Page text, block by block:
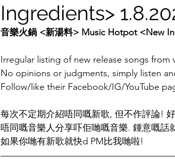
Ingredients>
音樂火鍋 <新湯料> Music Hotpot <New
Irregular listing of new release songs from
No opinions or judgments, simply listen
Follow/like their Facebook/IG/YouTube
每次不定期介紹唔同嘅新歌, 但不作評論!
唔同嘅音樂人分享吓佢哋嘅音樂. 鍾意嘅
如果你哋有新歌就快d PM比我哋啦!